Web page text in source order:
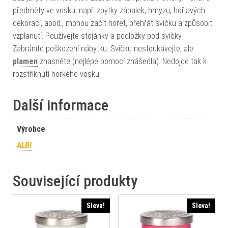
předměty ve vosku, např. zbytky zápalek, hmyzu, hořlavých
dekorací, apod., mohou začít hořet, přehřát svíčku a způsobit
vzplanutí. Používejte stojánky a podložky pod svíčky.
Zabráníte poškození nábytku. Svíčku nesfoukávejte, ale
plamen zhasněte (nejlépe pomocí zhášedla). Nedojde tak k
rozstříknutí horkého vosku.
Další informace
Výrobce
ALBI
Související produkty
Sleva! Sleva!